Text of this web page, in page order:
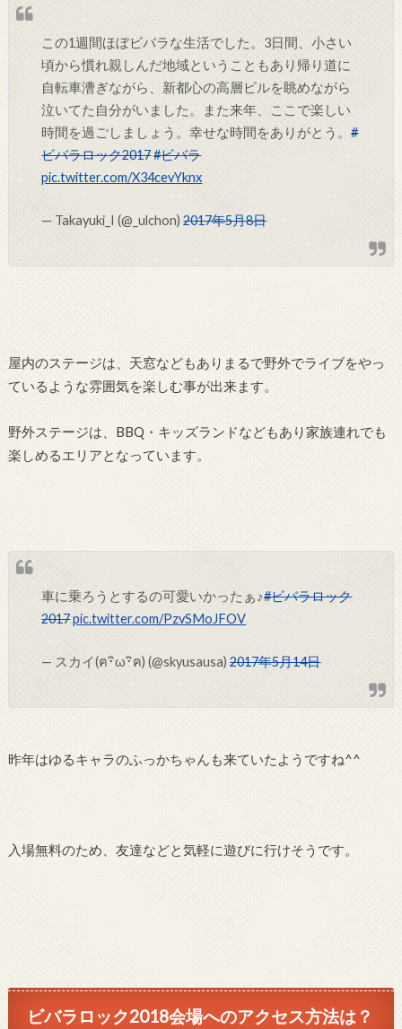
この1週間ほぼビバラな生活でした。3日間、小さい
頃から慣れ親しんだ地域ということもあり帰り道に
自転車漕ぎながら、新都心の高層ビルを眺めながら
泣いてた自分がいました。また来年、ここで楽しい
時間を過ごしましょう。幸せな時間をありがとう。#
ビバラロック2017#ビバラ
pic.twitter.com/X34cevYknx
— Takayuki_I (@_ulchon)2017年5月8日
屋内のステージは、天窓などもありまるで野外でライブをやっ
ているような雰囲気を楽しむ事が出来ます。
野外ステージは、BBQ・キッズランドなどもあり家族連れでも
楽しめるエリアとなっています。
車に乗ろうとするの可愛いかったぁ♪#ビバラロック
2017pic.twitter.com/PzvSMoJFOV
— スカイ(ฅ･ิω･ิฅ) (@skyusausa)2017年5月14日
昨年はゆるキャラのふっかちゃんも来ていたようですね^^
入場無料のため、友達などと気軽に遊びに行けそうです。
ビバラロック2018会場へのアクセス方法は？